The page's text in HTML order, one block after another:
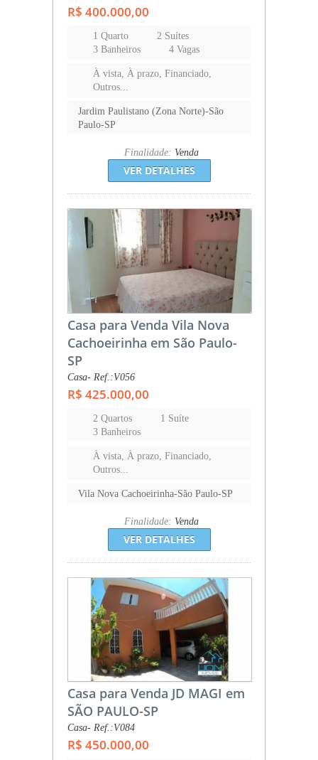
R$ 400.000,00
1 Quarto
2 Suítes
3 Banheiros
4 Vagas
À vista, À prazo, Financiado,
Outros...
Jardim Paulistano (Zona Norte)-São
Paulo-SP
Finalidade: Venda
VER DETALHES
Casa para Venda Vila Nova
Cachoeirinha em São Paulo-
SP
Casa- Ref.:V056
R$ 425.000,00
2 Quartos
1 Suíte
3 Banheiros
À vista, À prazo, Financiado,
Outros...
Vila Nova Cachoeirinha-São Paulo-SP
Finalidade: Venda
VER DETALHES
Casa para Venda JD MAGI em
SÃO PAULO-SP
Casa- Ref.:V084
R$ 450.000,00